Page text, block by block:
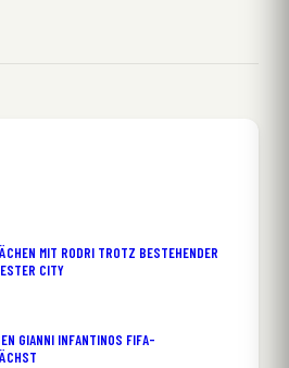
MIT RODRI TROTZ BESTEHENDER
CITY
GIANNI INFANTINOS FIFA-